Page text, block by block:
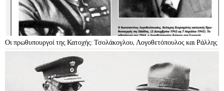
Οι πρωθυπουργοί της Κατοχής: Τσολάκογλου, Λογοθετόπουλος και Ράλλης